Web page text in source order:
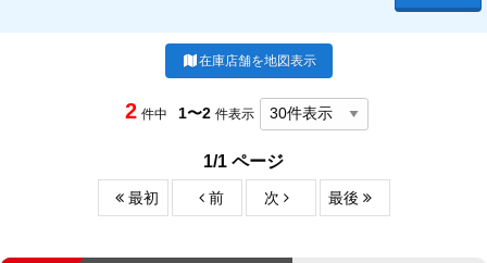
在庫店舗を地図表示
2 件中 1〜2 件表示
1/1 ページ
最初 前 次 最後